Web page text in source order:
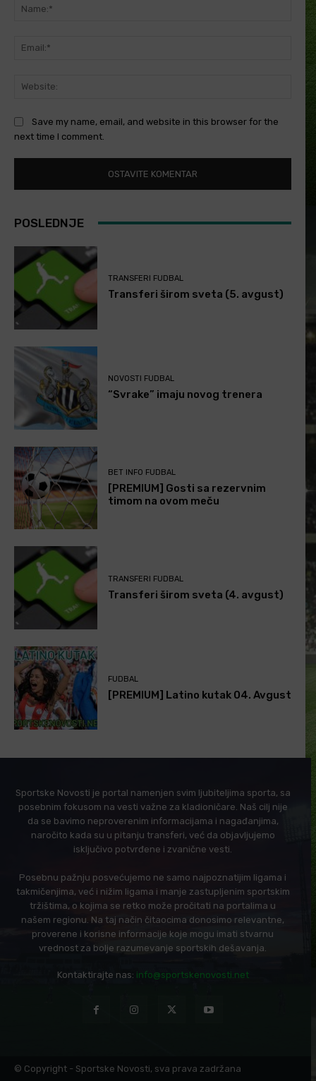
Save my name, email, and website in this browser for the
next time I comment.
POSLEDNJE
TRANSFERI FUDBAL
Transferi širom sveta (5. avgust)
NOVOSTI FUDBAL
“Svrake” imaju novog trenera
BET INFO FUDBAL
[PREMIUM] Gosti sa rezervnim
timom na ovom meču
TRANSFERI FUDBAL
Transferi širom sveta (4. avgust)
FUDBAL
[PREMIUM] Latino kutak 04. Avgust
Sportske Novosti je portal namenjen svim ljubiteljima sporta, sa
posebnim fokusom na vesti važne za kladioničare. Naš cilj nije
da se bavimo neproverenim informacijama i nagađanjima,
naročito kada su u pitanju transferi, već da objavljujemo
isključivo potvrđene i zvanične vesti.
Posebnu pažnju posvećujemo ne samo najpoznatijim ligama i
takmičenjima, već i nižim ligama i manje zastupljenim sportskim
tržištima, o kojima se retko može pročitati na portalima u
našem regionu. Na taj način čitaocima donosimo relevantne,
proverene i korisne informacije koje mogu imati stvarnu
vrednost za bolje razumevanje sportskih dešavanja.
Kontaktirajte nas: info@sportskenovosti.net
© Copyright - Sportske Novosti, sva prava zadržana